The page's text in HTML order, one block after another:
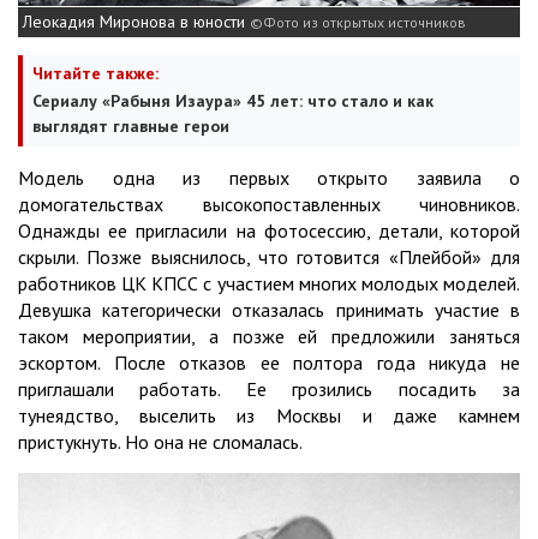
Леокадия Миронова в юности Фото из открытых источников
Читайте также:
Сериалу «Рабыня Изаура» 45 лет: что стало и как
выглядят главные герои
Модель одна из первых открыто заявила о
домогательствах высокопоставленных чиновников.
Однажды ее пригласили на фотосессию, детали, которой
скрыли. Позже выяснилось, что готовится «Плейбой» для
работников ЦК КПСС с участием многих молодых моделей.
Девушка категорически отказалась принимать участие в
таком мероприятии, а позже ей предложили заняться
эскортом. После отказов ее полтора года никуда не
приглашали работать. Ее грозились посадить за
тунеядство, выселить из Москвы и даже камнем
пристукнуть. Но она не сломалась.